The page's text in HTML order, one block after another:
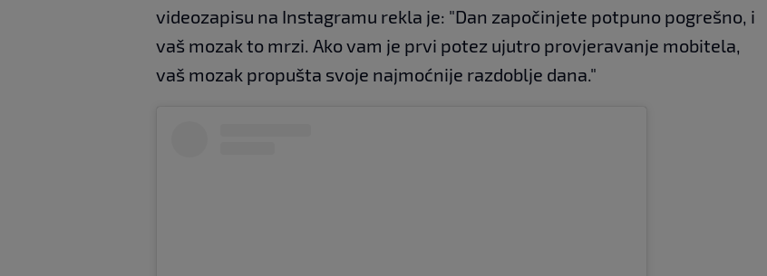
videozapisu na Instagramu rekla je: "Dan započinjete potpuno pogrešno, i
vaš mozak to mrzi. Ako vam je prvi potez ujutro provjeravanje mobitela,
vaš mozak propušta svoje najmoćnije razdoblje dana."